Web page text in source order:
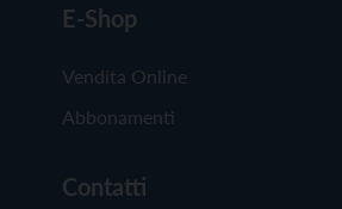
E-Shop
Vendita Online
Abbonamenti
Contatti